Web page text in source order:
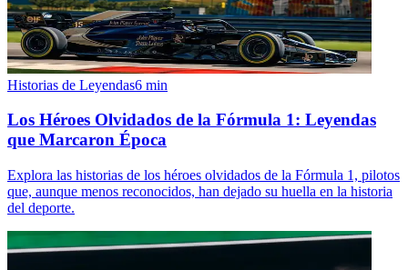
Historias de Leyendas6 min
Los Héroes Olvidados de la Fórmula 1: Leyendas
que Marcaron Época
Explora las historias de los héroes olvidados de la Fórmula 1, pilotos
que, aunque menos reconocidos, han dejado su huella en la historia
del deporte.